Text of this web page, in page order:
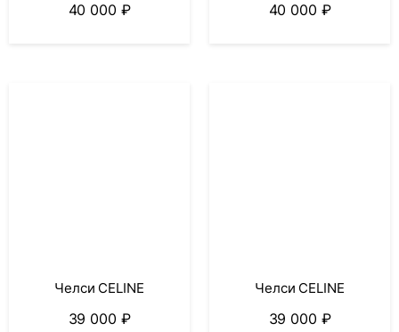
40 000 ₽ 40 000 ₽
Челси CELINE
39 000 ₽
Челси CELINE
39 000 ₽